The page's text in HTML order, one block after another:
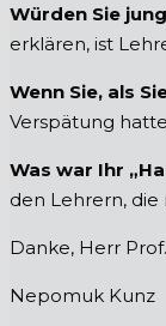
Würden Sie
erklären, ist
Wenn Sie, als
Verspätung
Was war Ihr
den Lehrern,
Danke, Herr
Nepomuk Kunz